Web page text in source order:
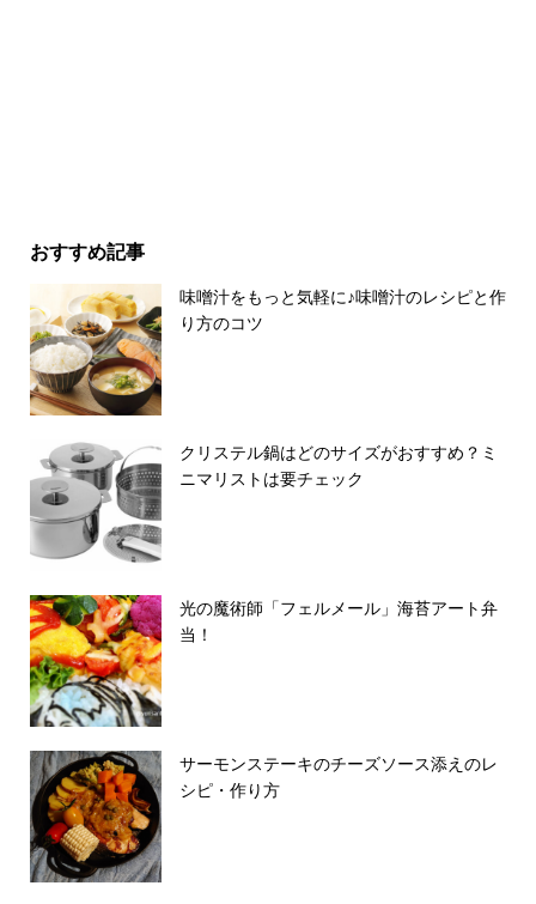
おすすめ記事
味噌汁をもっと気軽に♪味噌汁のレシピと作
り方のコツ
クリステル鍋はどのサイズがおすすめ？ミ
ニマリストは要チェック
光の魔術師「フェルメール」海苔アート弁
当！
サーモンステーキのチーズソース添えのレ
シピ・作り方